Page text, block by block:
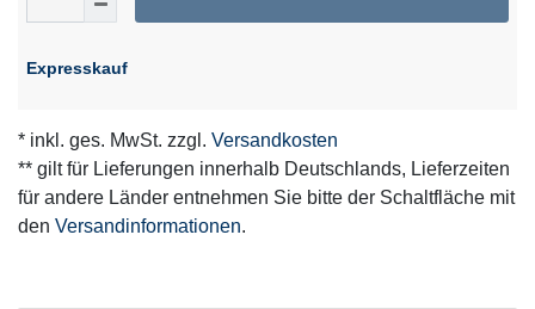
Expresskauf
* inkl. ges. MwSt. zzgl. Versandkosten
** gilt für Lieferungen innerhalb Deutschlands, Lieferzeiten
für andere Länder entnehmen Sie bitte der Schaltfläche mit
den Versandinformationen.